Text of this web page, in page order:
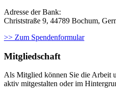
Adresse der Bank:
Christstraße 9, 44789 Bochum,
>> Zum Spendenformular
Mitgliedschaft
Als Mit­glied kön­nen Sie die Arbeit
aktiv mit­ge­stal­ten oder im